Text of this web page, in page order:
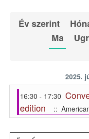
Év szerint
Ma
2025.
16:30 - 17:30
edition
::